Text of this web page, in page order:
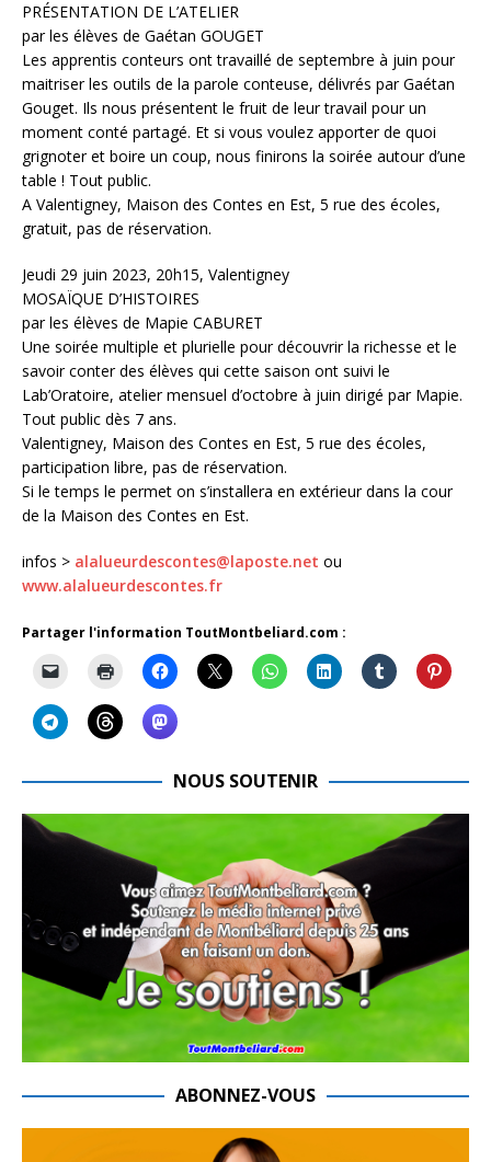
PRÉSENTATION DE L’ATELIER
par les élèves de Gaétan GOUGET
Les apprentis conteurs ont travaillé de septembre à juin pour
maitriser les outils de la parole conteuse, délivrés par Gaétan
Gouget. Ils nous présentent le fruit de leur travail pour un
moment conté partagé. Et si vous voulez apporter de quoi
grignoter et boire un coup, nous finirons la soirée autour d’une
table ! Tout public.
A Valentigney, Maison des Contes en Est, 5 rue des écoles,
gratuit, pas de réservation.
Jeudi 29 juin 2023, 20h15, Valentigney
MOSAÏQUE D’HISTOIRES
par les élèves de Mapie CABURET
Une soirée multiple et plurielle pour découvrir la richesse et le
savoir conter des élèves qui cette saison ont suivi le
Lab’Oratoire, atelier mensuel d’octobre à juin dirigé par Mapie.
Tout public dès 7 ans.
Valentigney, Maison des Contes en Est, 5 rue des écoles,
participation libre, pas de réservation.
Si le temps le permet on s’installera en extérieur dans la cour
de la Maison des Contes en Est.
infos > alalueurdescontes@laposte.net ou
www.alalueurdescontes.fr
Partager l'information ToutMontbeliard.com :
NOUS SOUTENIR
ABONNEZ-VOUS